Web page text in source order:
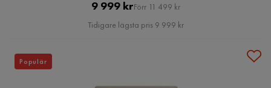
Pris
9 999 krOriginal
Pris
Förr 11 499 kr
Tidigare lägsta pris 9 999 kr
Populär